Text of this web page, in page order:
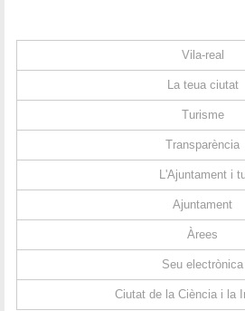
Vila-real
La teua ciutat
Turisme
Transparència
L'Ajuntament i
Ajuntament
Àrees
Seu electrònica
Ciutat de la Ciència i la